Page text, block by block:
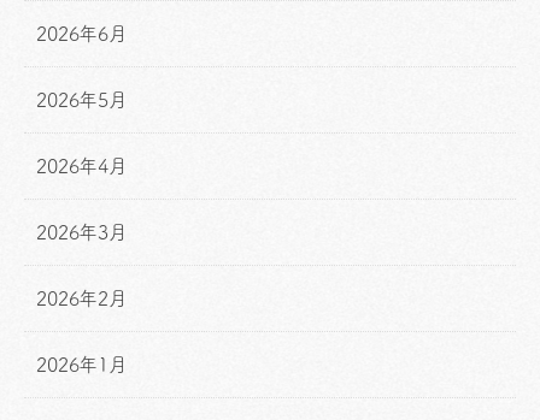
2026年6月
2026年5月
2026年4月
2026年3月
2026年2月
2026年1月